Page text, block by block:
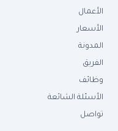
الأعمال
الأسعار
المدونة
الفريق
وظائف
الأسئلة الشائعة
تواصل